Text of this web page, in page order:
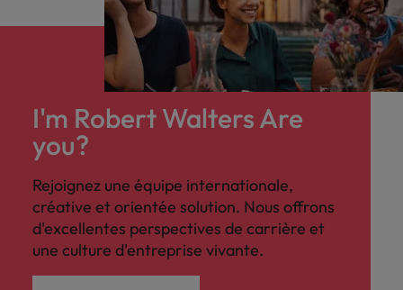
I'm Robert Walters Are
you?
Rejoignez une équipe internationale,
créative et orientée solution. Nous offrons
d'excellentes perspectives de carrière et
une culture d'entreprise vivante.